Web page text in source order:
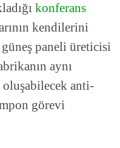
konferans
kendilerini
paneli üreticisi
aynı
oluşabilecek anti-
görevi